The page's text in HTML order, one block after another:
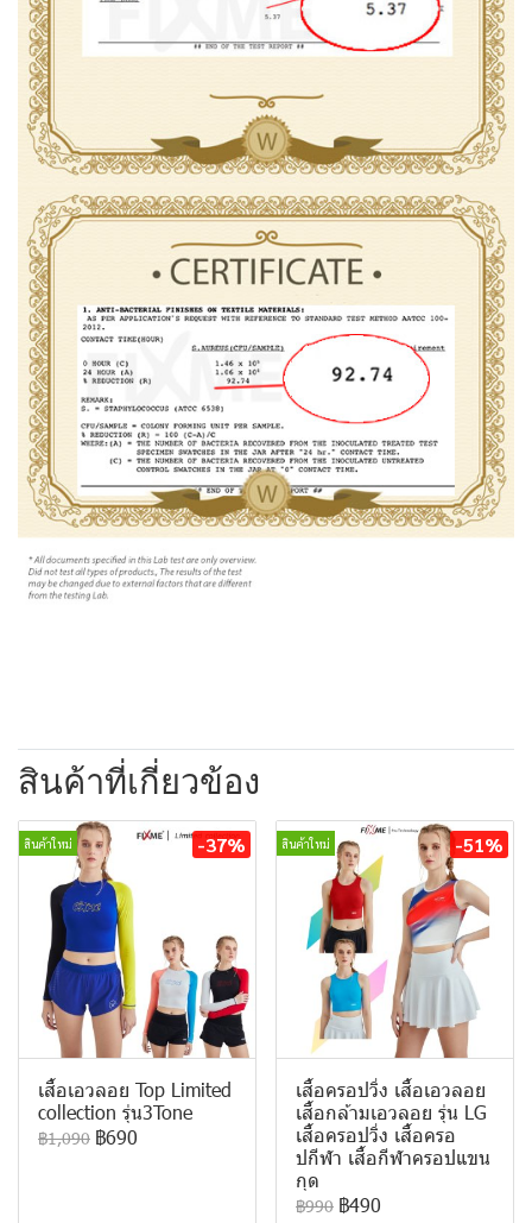
สินค้าที่เกี่ยวข้อง
สินค้าใหม่ -37%
เสื้อเอวลอย Top Limited
collection รุ่น3Tone
฿1,090 ฿690
สินค้าใหม่ -51%
เสื้อครอปวิ่ง เสื้อเอวลอย
เสื้อกล้ามเอวลอย รุ่น LG
เสื้อครอปวิ่ง เสื้อครอ
ปกีฬา เสื้อกีฬาครอปแขน
กุด
฿990 ฿490